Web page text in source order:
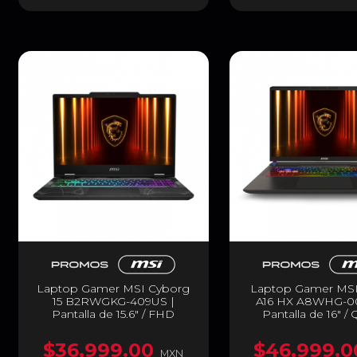
Laptop Gamer MSI Cyborg
15 B2RWGKG-409US |
Pantalla de 15.6" / FHD
Intel Core 7 240H | NVIDIA
GeForce RTX 5070 8GB
$36,999.00 MXN
Laptop Gamer
A16 HX A8WHG-
Pantalla de 16" /
AMD Ryzen 9
NVIDIA GeForce